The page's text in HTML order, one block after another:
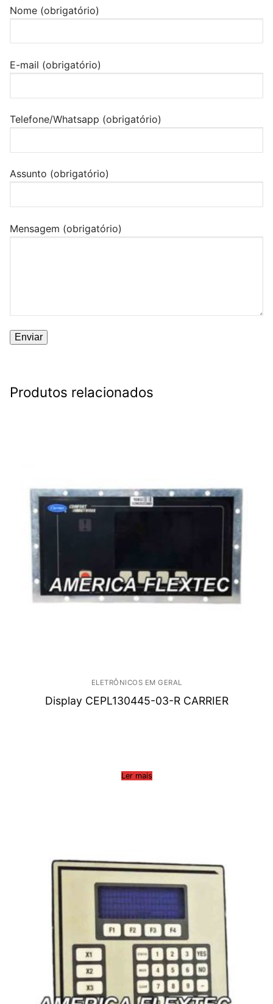
Nome (obrigatório)
E-mail (obrigatório)
Telefone/Whatsapp (obrigatório)
Assunto (obrigatório)
Mensagem (obrigatório)
Produtos relacionados
ELETRÔNICOS EM GERAL
Display CEPL130445-03-R CARRIER
Ler mais